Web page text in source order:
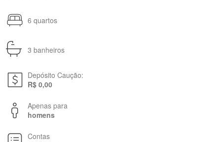
6 quartos
3 banheiros
Depósito Caução:
R$ 0,00
Apenas para
homens
Contas